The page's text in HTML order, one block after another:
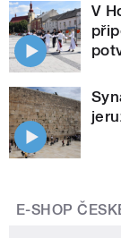
V
E-SHOP